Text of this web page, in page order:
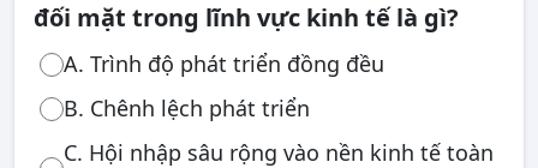
đối mặt trong lĩnh vực kinh tế là gì?
A. Trình độ phát triển đồng đều
B. Chênh lệch phát triển
C. Hội nhập sâu rộng vào nền kinh tế toàn